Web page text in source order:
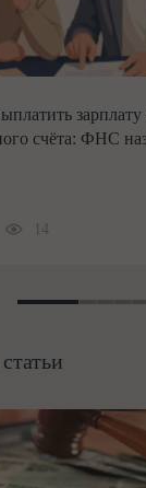
зарплату
счёта: ФНС
14